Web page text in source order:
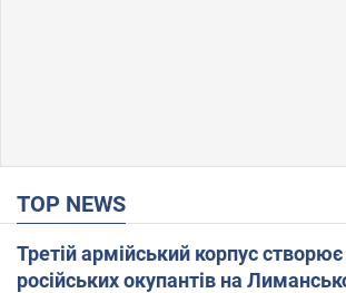
TOP NEWS
Третій армійський корпус
російських окупантів на